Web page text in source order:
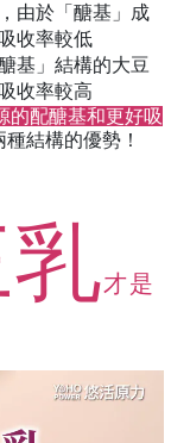
由於「醣基」成
收率較低
基」結構的大豆
收率較高
的配醣基和更好吸
結構的優勢！
才是